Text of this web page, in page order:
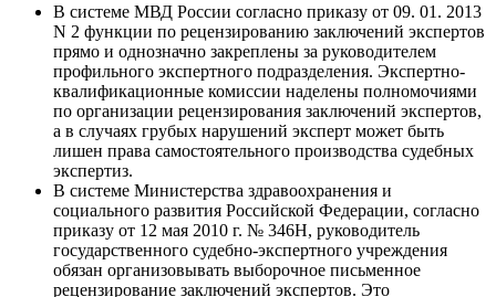
В системе МВД России согласно приказу от 09. 01. 2013
N 2 функции по рецензированию заключений экспертов
прямо и однозначно закреплены за руководителем
профильного экспертного подразделения. Экспертно-
квалификационные комиссии наделены полномочиями
по организации рецензирования заключений экспертов,
а в случаях грубых нарушений эксперт может быть
лишен права самостоятельного производства судебных
экспертиз.
В системе Министерства здравоохранения и
социального развития Российской Федерации, согласно
приказу от 12 мая 2010 г. № 346Н, руководитель
государственного судебно-экспертного учреждения
обязан организовывать выборочное письменное
рецензирование заключений экспертов. Это